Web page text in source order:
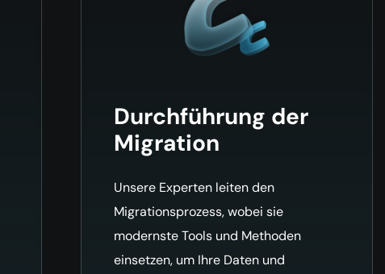
Durchführung der
Migration
Unsere Experten leiten den
Migrationsprozess, wobei sie
modernste Tools und Methoden
einsetzen, um Ihre Daten und